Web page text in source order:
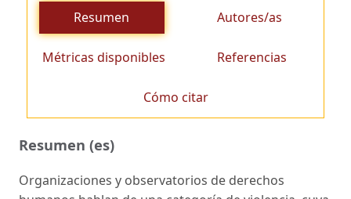
Resumen Autores/as
Métricas disponibles Referencias
Cómo citar
Resumen (es)
Organizaciones y observatorios de derechos